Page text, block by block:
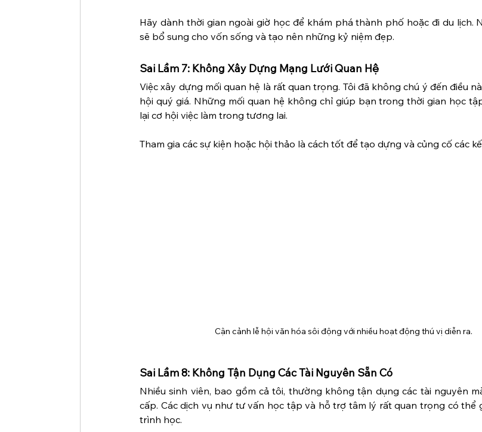
Hãy dành thời gian ngoài giờ học để khám phá thành phố hoặc đi du lịch.
sẽ bổ sung cho vốn sống và tạo nên những kỷ niệm đẹp.
Sai Lầm 7: Không Xây Dựng Mạng Lưới Quan Hệ
Việc xây dựng mối quan hệ là rất quan trọng. Tôi đã không chú ý đến điều
hội quý giá. Những mối quan hệ không chỉ giúp bạn trong thời gian học
lại cơ hội việc làm trong tương lai.
Tham gia các sự kiện hoặc hội thảo là cách tốt để tạo dựng và củng cố các
Cận cảnh lễ hội văn hóa sôi động với nhiều hoạt động thú vị diễn ra.
Sai Lầm 8: Không Tận Dụng Các Tài Nguyên Sẵn Có
Nhiều sinh viên, bao gồm cả tôi, thường không tận dụng các tài nguyên
cấp. Các dịch vụ như tư vấn học tập và hỗ trợ tâm lý rất quan trọng có thể
trình học.